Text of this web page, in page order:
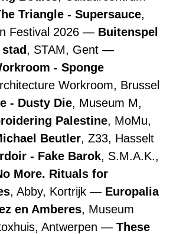
Triangle - Supersauce,
Festival 2026
Buitenspel
, STAM, Gent
- Sponge
Workroom, Brussel
- Dusty Die, Museum M,
Palestine, MoMu,
Beutler, Z33, Hasselt
- Fake Barok, S.M.A.K.,
More. Rituals for
, Abby, Kortrijk
Europalia
en Amberes, Museum
Antwerpen
These